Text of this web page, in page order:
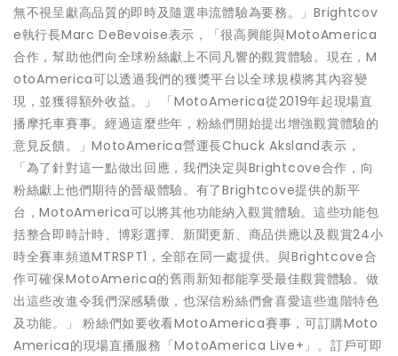
無不視呈獻高品質的即時及隨選串流體驗為要務。」Brightcov
e執行長Marc DeBevoise表示，「很高興能與MotoAmerica
合作，幫助他們向全球粉絲獻上不同凡響的觀賞體驗。現在，M
otoAmerica可以透過我們的獲獎平台以全球規模將其內容變
現，並獲得額外收益。」 「MotoAmerica從2019年起現場直
播摩托車賽事。經過這麼些年，粉絲們開始提出增強觀賞體驗的
意見反饋。」MotoAmerica營運長Chuck Aksland表示，
「為了針對這一點做出回應，我們決定與Brightcove合作，向
粉絲獻上他們期待的晉級體驗。有了Brightcove提供的新平
台，MotoAmerica可以將其他功能納入觀賞體驗。這些功能包
括整合即時計時、博彩選擇、新聞更新、商品供應以及觀賞24小
時全賽車頻道MTRSPT1，全部在同一處提供。與Brightcove合
作可確保MotoAmerica的舊雨新知都能享受最佳觀賞體驗。做
出這些改進令我們深感驕傲，也深信粉絲們會喜愛這些進階特色
及功能。」 粉絲們如要收看MotoAmerica賽事，可訂購Moto
America的現場直播服務「MotoAmerica Live+」。訂戶可即